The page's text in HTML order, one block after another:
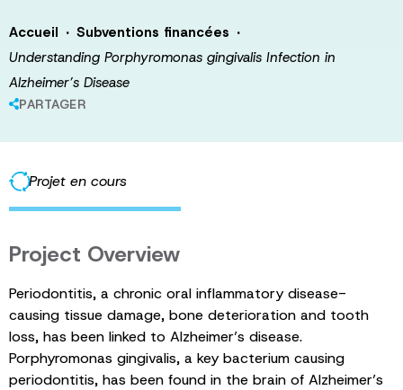
Accueil · Subventions financées ·
Understanding Porphyromonas gingivalis Infection in
Alzheimer’s Disease
PARTAGER
Projet en cours
Project Overview
Periodontitis, a chronic oral inflammatory disease-
causing tissue damage, bone deterioration and tooth
loss, has been linked to Alzheimer’s disease.
Porphyromonas gingivalis, a key bacterium causing
periodontitis, has been found in the brain of Alzheimer’s